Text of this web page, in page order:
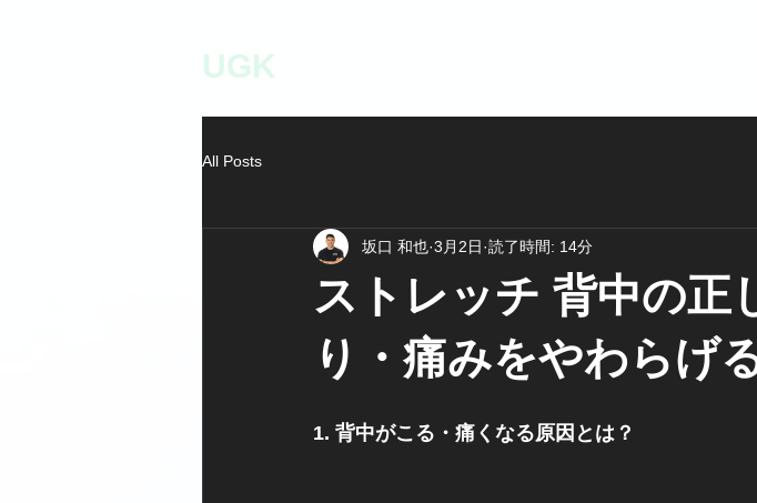
UGK
All Posts
ストレッチ 背中の正
り・痛みをやわらげ
坂口 和也 3月2日 読了時間: 14分
1. 背中がこる・痛くなる原因とは？